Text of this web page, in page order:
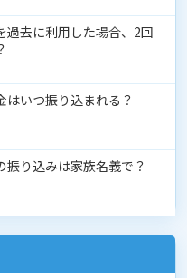
過去に利用した場合、2回
はいつ振り込まれる？
振り込みは家族名義で？